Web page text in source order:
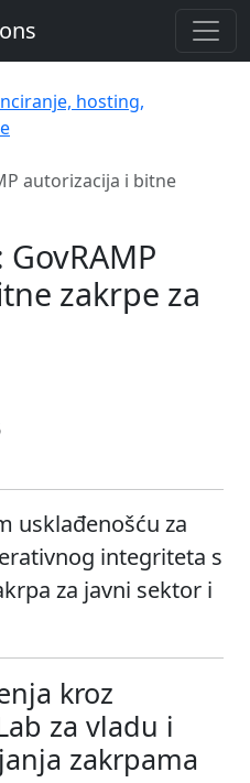
hosting,
autorizacija i bitne
zakrpe za
usklađenošću za
integriteta s
za javni sektor i
kroz
za vladu i
zakrpama